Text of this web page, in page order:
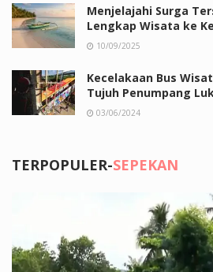
Menjelajahi Surga
Lengkap Wisata ke
10/09/2025
Kecelakaan Bus
Tujuh Penumpang
03/06/2024
TERPOPULER-SEPEKAN